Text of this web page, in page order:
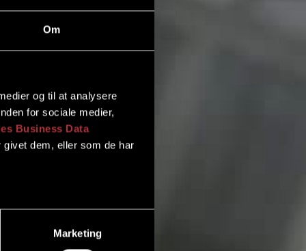
Om
og til at analysere
for sociale medier,
Business Data
dem, eller som de har
Marketing